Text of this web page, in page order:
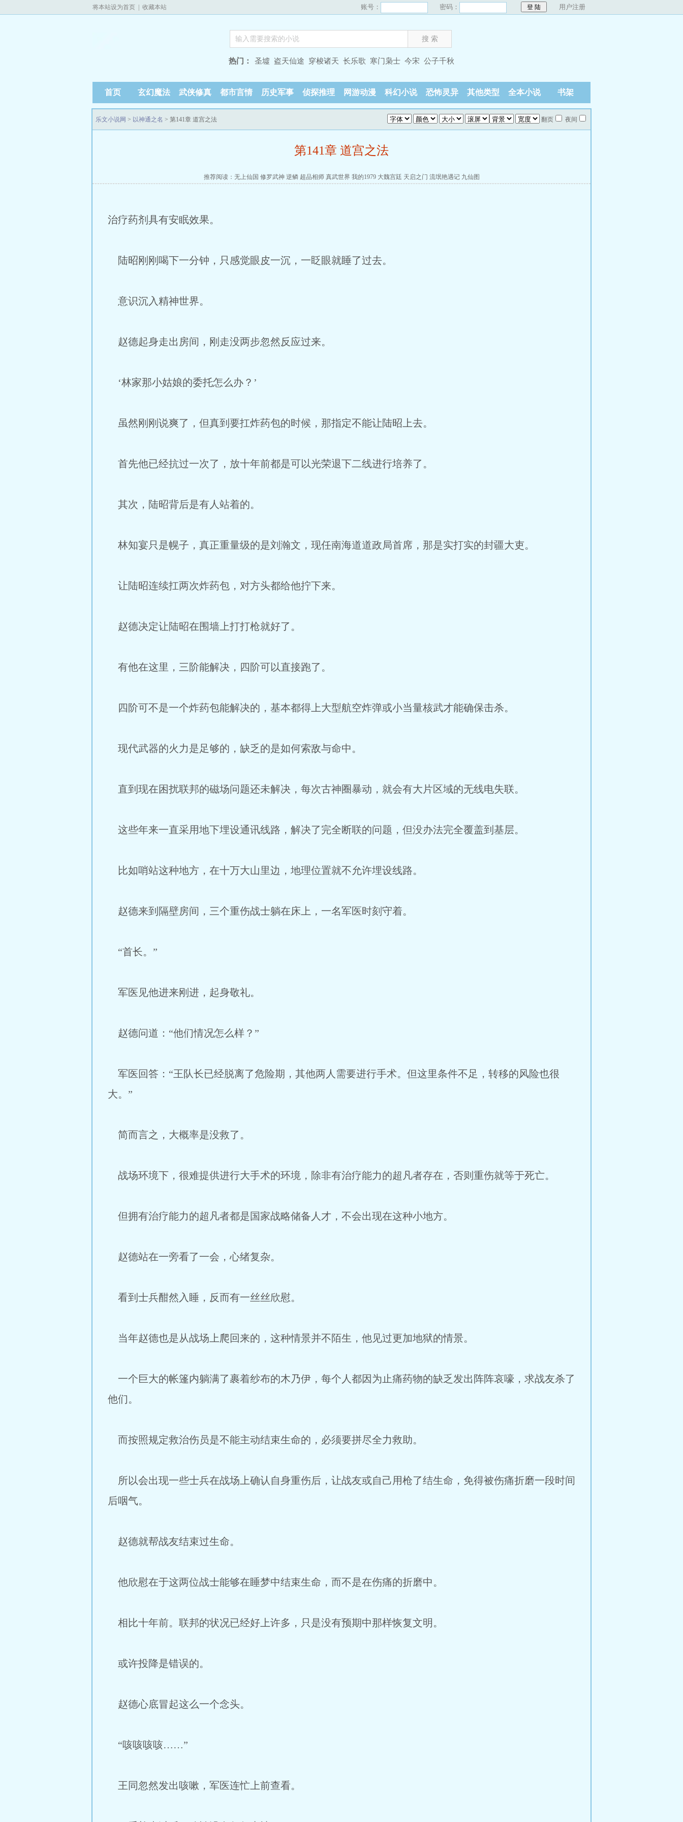
将本站设为首页 收藏本站 账号： 密码： 用户注册
热门： 圣墟 盗天仙途 穿梭诸天 长乐歌 寒门枭士 今宋 公子千秋
首页 玄幻魔法 武侠修真 都市言情 历史军事 侦探推理 网游动漫 科幻小说 恐怖灵异 其他类型 全本小说 书架
乐文小说网 > 以神通之名 > 第141章 道宫之法 翻页 夜间
第141章 道宫之法
推荐阅读： 无上仙国 修罗武神 逆鳞 超品相师 真武世界 我的1979 大魏宫廷 天启之门 流氓艳遇记 九仙图
治疗药剂具有安眠效果。
陆昭刚刚喝下一分钟，只感觉眼皮一沉，一眨眼就睡了过去。
意识沉入精神世界。
赵德起身走出房间，刚走没两步忽然反应过来。
‘林家那小姑娘的委托怎么办？’
虽然刚刚说爽了，但真到要扛炸药包的时候，那指定不能让陆昭上去。
首先他已经抗过一次了，放十年前都是可以光荣退下二线进行培养了。
其次，陆昭背后是有人站着的。
林知宴只是幌子，真正重量级的是刘瀚文，现任南海道道政局首席，那是实打实的封疆大吏。
让陆昭连续扛两次炸药包，对方头都给他拧下来。
赵德决定让陆昭在围墙上打打枪就好了。
有他在这里，三阶能解决，四阶可以直接跑了。
四阶可不是一个炸药包能解决的，基本都得上大型航空炸弹或小当量核武才能确保击杀。
现代武器的火力是足够的，缺乏的是如何索敌与命中。
直到现在困扰联邦的磁场问题还未解决，每次古神圈暴动，就会有大片区域的无线电失联。
这些年来一直采用地下埋设通讯线路，解决了完全断联的问题，但没办法完全覆盖到基层。
比如哨站这种地方，在十万大山里边，地理位置就不允许埋设线路。
赵德来到隔壁房间，三个重伤战士躺在床上，一名军医时刻守着。
“首长。”
军医见他进来刚进，起身敬礼。
赵德问道：“他们情况怎么样？”
军医回答：“王队长已经脱离了危险期，其他两人需要进行手术。但这里条件不足，转移的风险也很
大。”
简而言之，大概率是没救了。
战场环境下，很难提供进行大手术的环境，除非有治疗能力的超凡者存在，否则重伤就等于死亡。
但拥有治疗能力的超凡者都是国家战略储备人才，不会出现在这种小地方。
赵德站在一旁看了一会，心绪复杂。
看到士兵酣然入睡，反而有一丝丝欣慰。
当年赵德也是从战场上爬回来的，这种情景并不陌生，他见过更加地狱的情景。
一个巨大的帐篷内躺满了裹着纱布的木乃伊，每个人都因为止痛药物的缺乏发出阵阵哀嚎，求战友杀了
他们。
而按照规定救治伤员是不能主动结束生命的，必须要拼尽全力救助。
所以会出现一些士兵在战场上确认自身重伤后，让战友或自己用枪了结生命，免得被伤痛折磨一段时间
后咽气。
赵德就帮战友结束过生命。
他欣慰在于这两位战士能够在睡梦中结束生命，而不是在伤痛的折磨中。
相比十年前。联邦的状况已经好上许多，只是没有预期中那样恢复文明。
或许投降是错误的。
赵德心底冒起这么一个念头。
“咳咳咳咳……”
王同忽然发出咳嗽，军医连忙上前查看。